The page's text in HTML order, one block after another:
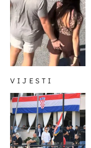
VIJESTI